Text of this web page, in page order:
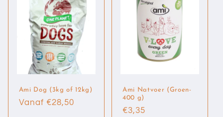
Ami Dog (3kg of 12kg)
Normale
Vanaf €28,50
Ami Natvoer (Groen-
400 g)
Normale
€3,35